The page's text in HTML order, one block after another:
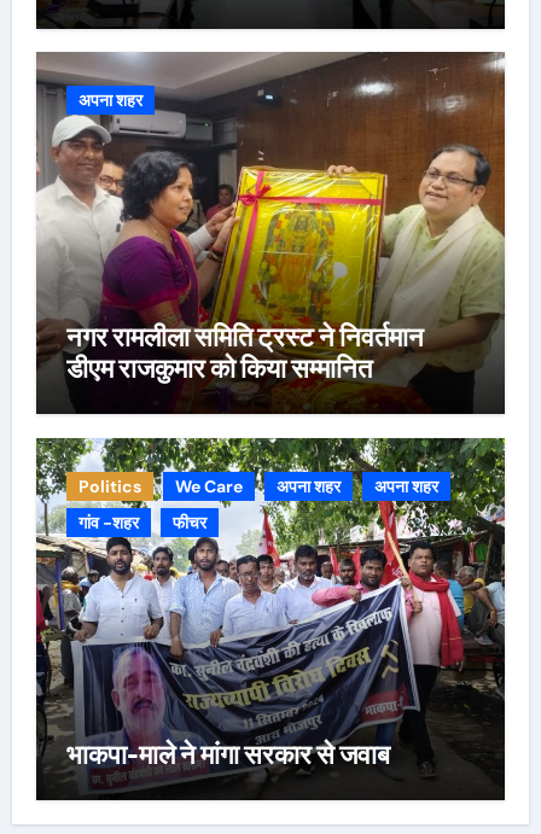
अपना शहर
नगर रामलीला समिति ट्रस्ट ने निवर्तमान
डीएम राजकुमार को किया सम्मानित
Politics We Care अपना शहर
अपना शहर
गांव -शहर
फीचर
भाकपा-माले ने मांगा सरकार से जवाब